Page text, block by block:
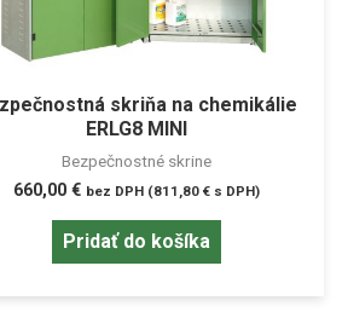
skriňa na chemikálie
ERLG8 MINI
Bezpečnostné skrine
660,00 € bez DPH (811,80 €s DPH)
Pridať do košíka